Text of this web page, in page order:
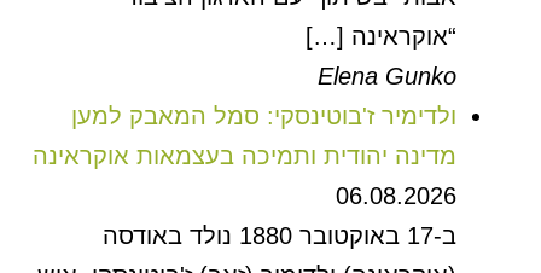
“אוקראינה […]
Elena Gunko
ולדימיר ז'בוטינסקי: סמל המאבק למען
מדינה יהודית ותמיכה בעצמאות אוקראינה
06.08.2026
ב-17 באוקטובר 1880 נולד באודסה